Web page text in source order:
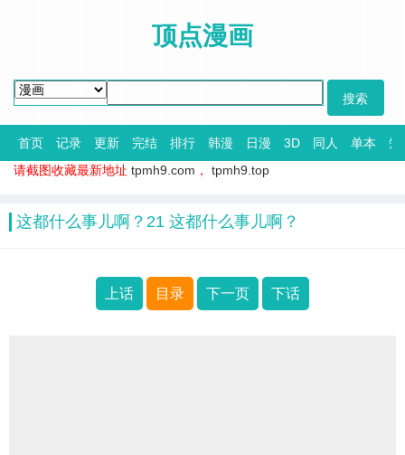
顶点漫画
首页 记录 更新 完结 排行 韩漫 日漫 3D 同人 单本
短
请截图收藏最新地址 tpmh9.com ， tpmh9.top
这都什么事儿啊？21 这都什么事儿啊？
上话 目录 下一页 下话